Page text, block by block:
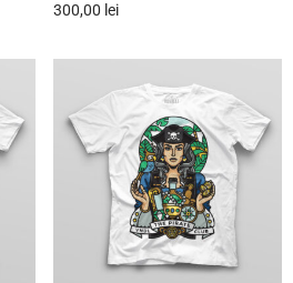
300,00 lei